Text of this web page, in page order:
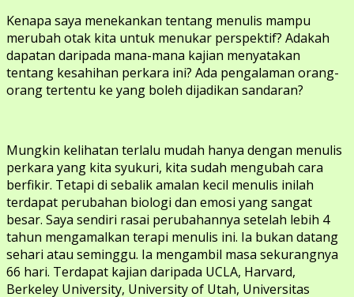
Kenapa saya menekankan tentang menulis mampu
merubah otak kita untuk menukar perspektif? Adakah
dapatan daripada mana-mana kajian menyatakan
tentang kesahihan perkara ini? Ada pengalaman orang-
orang tertentu ke yang boleh dijadikan sandaran?
Mungkin kelihatan terlalu mudah hanya dengan menulis
perkara yang kita syukuri, kita sudah mengubah cara
berfikir. Tetapi di sebalik amalan kecil menulis inilah
terdapat perubahan biologi dan emosi yang sangat
besar. Saya sendiri rasai perubahannya setelah lebih 4
tahun mengamalkan terapi menulis ini. Ia bukan datang
sehari atau seminggu. Ia mengambil masa sekurangnya
66 hari. Terdapat kajian daripada UCLA, Harvard,
Berkeley University, University of Utah, Universitas